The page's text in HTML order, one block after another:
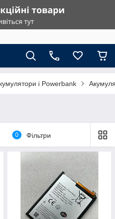
і Powerbank
0 Фільтри